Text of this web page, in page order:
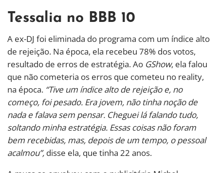
Tessalia no BBB 10
A ex-DJ foi eliminada do programa com um índice alto
de rejeição. Na época, ela recebeu 78% dos votos,
resultado de erros de estratégia. Ao GShow, ela falou
que não cometeria os erros que cometeu no reality,
na época. “Tive um índice alto de rejeição e, no
começo, foi pesado. Era jovem, não tinha noção de
nada e falava sem pensar. Cheguei lá falando tudo,
soltando minha estratégia. Essas coisas não foram
bem recebidas, mas, depois de um tempo, o pessoal
acalmou”, disse ela, que tinha 22 anos.